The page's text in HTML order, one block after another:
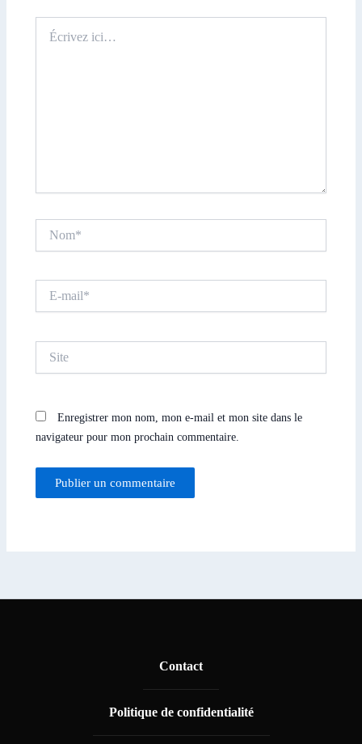
ici…
mail*
Enregistrer mon nom, mon e-mail et mon site dans le
navigateur pour mon prochain commentaire.
Contact
Politique de confidentialité